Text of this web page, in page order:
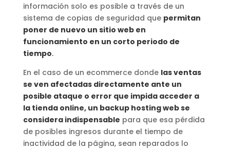
información solo es posible a través de un
sistema de copias de seguridad que permitan
poner de nuevo un sitio web en
funcionamiento en un corto periodo de
tiempo.
En el caso de un ecommerce donde las ventas
se ven afectadas directamente ante un
posible ataque o error que impida acceder a
la tienda online, un backup hosting web se
considera indispensable para que esa pérdida
de posibles ingresos durante el tiempo de
inactividad de la página, sean reparados lo